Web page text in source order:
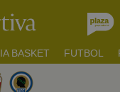
BASKET FUTBOL